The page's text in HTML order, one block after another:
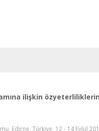
ilişkin
Edirne, Türkiye, 12 - 14 Eylül